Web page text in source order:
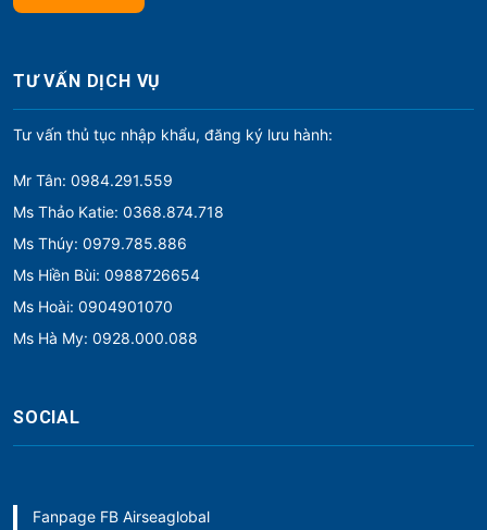
TƯ VẤN DỊCH VỤ
Tư vấn thủ tục nhập khẩu, đăng ký lưu hành:
Mr Tân: 0984.291.559
Ms Thảo Katie: 0368.874.718
Ms Thúy: 0979.785.886
Ms Hiền Bùi: 0988726654
Ms Hoài: 0904901070
Ms Hà My: 0928.000.088
SOCIAL
Fanpage FB Airseaglobal